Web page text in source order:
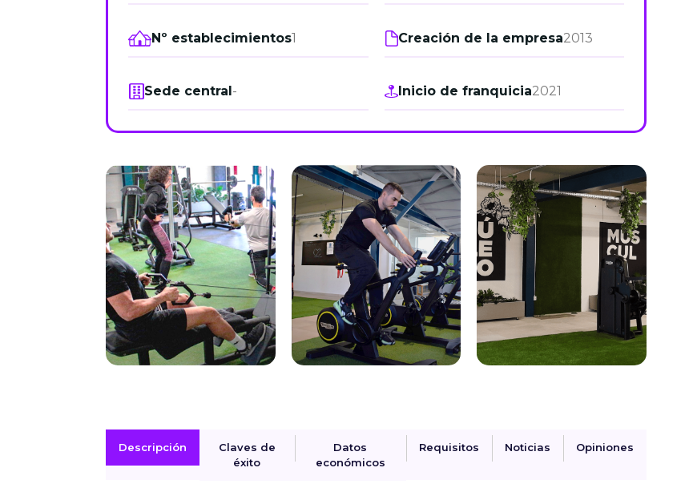
2026 -22 de octubre
Barcelona 2026 2 -
05 de noviembre
Nº establecimientos1 Creación de la empresa2013
Sede central- Inicio de franquicia2021
Descripción
Claves de
éxito
Datos
económicos
Requisitos Noticias Opiniones